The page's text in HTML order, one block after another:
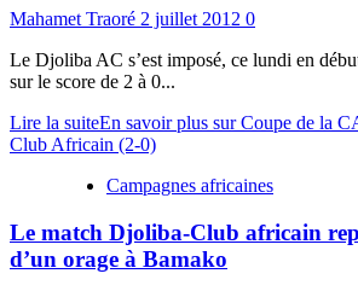
Mahamet Traoré 2 juillet 2012 0
Le Djoliba AC s’est imposé, ce lundi en
sur le score de 2 à 0...
Lire la suiteEn savoir plus sur Coupe de la
Club Africain (2-0)
Campagnes africaines
Le match Djoliba-Club africain
d’un orage à Bamako